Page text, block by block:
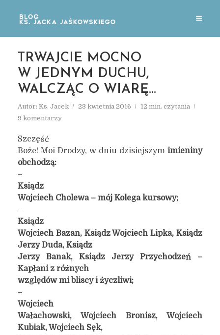
TRWAJCIE MOCNO
W JEDNYM DUCHU,
WALCZĄC O WIARĘ…
Autor: Ks. Jacek 23 kwietnia 2016
12 min. czytania
9 komentarzy
Szczęść
Boże! Moi Drodzy, w dniu dzisiejszymimieniny
obchodzą:
–
Ksiądz
Wojciech Cholewa – mój Kolega kursowy;
–
Ksiądz
Wojciech Bazan, Ksiądz Wojciech Lipka, Ksiądz
Jerzy Duda, Ksiądz
Jerzy Banak, Ksiądz Jerzy Przychodzeń –
Kapłani z różnych
względów mi bliscy i życzliwi;
–
Wojciech
Wałachowski, Wojciech Bronisz, Wojciech
Kubiak, Wojciech Sęk,